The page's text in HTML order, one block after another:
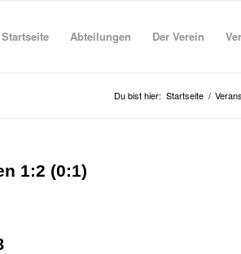
Startseite Abteilungen Der Verein
Du bist hier: Startseite /
1:2 (0:1)